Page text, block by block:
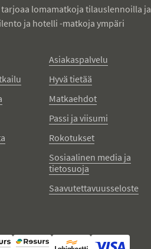
tarjoaa lomamatkoja tilauslennoilla ja
ja hotelli -matkoja ympäri
Asiakaspalvelu
Hyvä tietää
Matkaehdot
Passi ja viisumi
Rokotukset
Sosiaalinen media ja
tietosuoja
Saavutettavuusseloste